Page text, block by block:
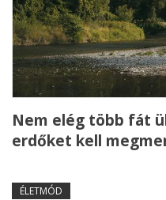
Nem elég több fát
erdőket kell
ÉLETMÓD